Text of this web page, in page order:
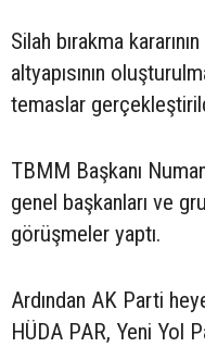
Silah bırakma
altyapısının
temaslar
TBMM Başkanı
genel başkanları ve
görüşmeler yaptı.
Ardından AK Parti
HÜDA PAR, Yeni Yol